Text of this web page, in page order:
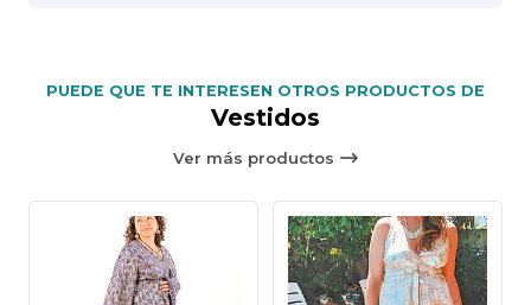
PUEDE QUE TE INTERESEN OTROS PRODUCTOS DE
Vestidos
Ver más productos